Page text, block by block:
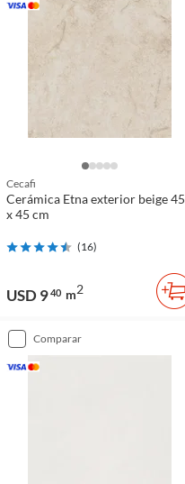
Cecafi
Cerámica Etna exterior beige 45
x 45 cm
(16)
USD 940 m2
comparar